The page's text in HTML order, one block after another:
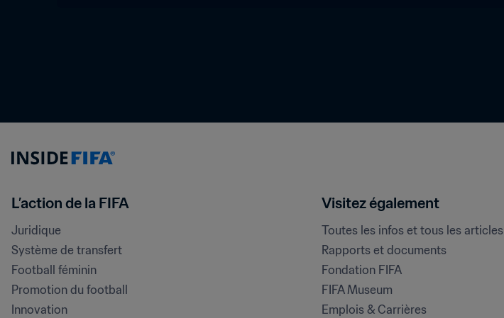
L’action de la FIFA
Juridique
Système de transfert
Football féminin
Promotion du football
Innovation
Visitez également
Toutes les infos et tous les articles
Rapports et documents
Fondation FIFA
FIFA Museum
Emplois & Carrières